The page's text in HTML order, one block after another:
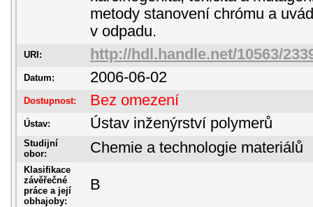
metody stanovení chrómu a
v odpadu.
URI: http://hdl.handle.net/10563/
Datum: 2006-06-02
Dostupnost: Bez omezení
Ústav: Ústav inženýrství polymerů
Studijní
obor:
Chemie a technologie materiálů
Klasifikace
závěřečné
práce a její
obhajoby:
B